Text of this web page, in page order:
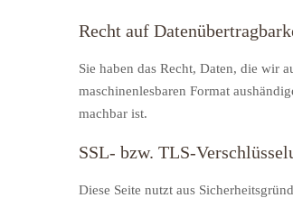
Recht auf
Sie haben das Recht, Daten, die wir
maschinenlesbaren Format
machbar ist.
SSL- bzw. TLS-
Diese Seite nutzt aus